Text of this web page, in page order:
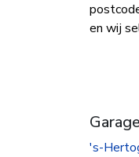
en wij
's-